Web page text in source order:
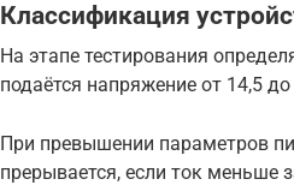
Классификация
На этапе тестирования
подаётся напряжение от 14,5
При превышении параметров
прерывается, если ток меньше